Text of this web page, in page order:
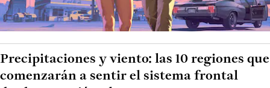
Precipitaciones y viento: las 10 regiones que
comenzarán a sentir el sistema frontal